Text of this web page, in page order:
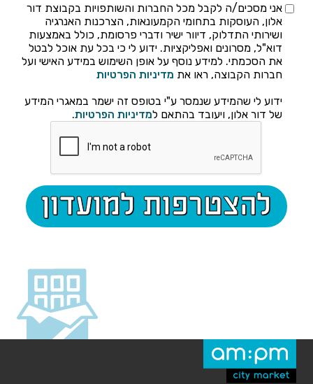
אני מסכים/ה לקבל מכל החברות והשותפויות בקבוצת דור
אלון, העוסקות בתחומי הקמעונאות, הצרכנות האנרגיה
ושירותי התדלוק, דיוור ישיר ודברי פרסומת, כולל באמצעות
דוא"ל, מסרונים ואפליקציות. ידוע לי כי בכל עת אוכל לבטל
את הסכמתי. למידע נוסף על אופן השימוש במידע האישי ועל
חברות הקבוצה, ראו את מדיניות הפרטיות
ידוע לי שהמידע שנמסר ע"י בטופס זה ישמר במאגרי המידע
של דור אלון, ויעובד בהתאם למדיניות הפרטיות.